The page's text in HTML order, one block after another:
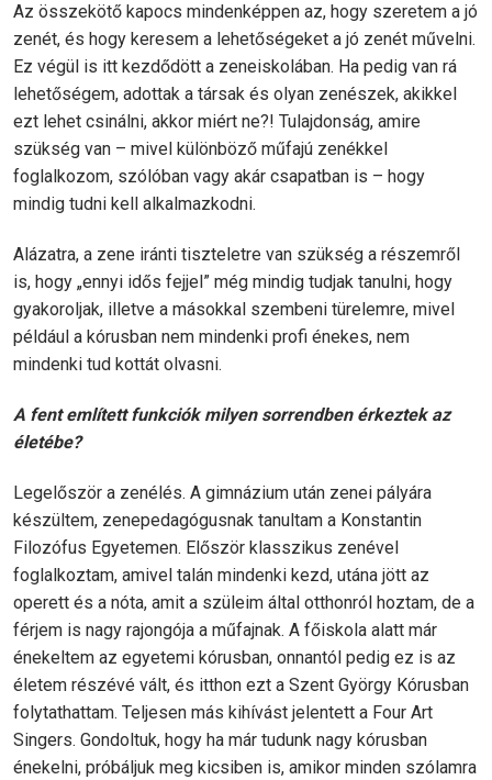
Az összekötő kapocs mindenképpen az, hogy szeretem a jó
zenét, és hogy keresem a lehetőségeket a jó zenét művelni.
Ez végül is itt kezdődött a zeneiskolában. Ha pedig van rá
lehetőségem, adottak a társak és olyan zenészek, akikkel
ezt lehet csinálni, akkor miért ne?! Tulajdonság, amire
szükség van – mivel különböző műfajú zenékkel
foglalkozom, szólóban vagy akár csapatban is – hogy
mindig tudni kell alkalmazkodni.
Alázatra, a zene iránti tiszteletre van szükség a részemről
is, hogy „ennyi idős fejjel” még mindig tudjak tanulni, hogy
gyakoroljak, illetve a másokkal szembeni türelemre, mivel
például a kórusban nem mindenki profi énekes, nem
mindenki tud kottát olvasni.
A fent említett funkciók milyen sorrendben érkeztek az
életébe?
Legelőször a zenélés. A gimnázium után zenei pályára
készültem, zenepedagógusnak tanultam a Konstantin
Filozófus Egyetemen. Először klasszikus zenével
foglalkoztam, amivel talán mindenki kezd, utána jött az
operett és a nóta, amit a szüleim által otthonról hoztam, de a
férjem is nagy rajongója a műfajnak. A főiskola alatt már
énekeltem az egyetemi kórusban, onnantól pedig ez is az
életem részévé vált, és itthon ezt a Szent György Kórusban
folytathattam. Teljesen más kihívást jelentett a Four Art
Singers. Gondoltuk, hogy ha már tudunk nagy kórusban
énekelni, próbáljuk meg kicsiben is, amikor minden szólamra